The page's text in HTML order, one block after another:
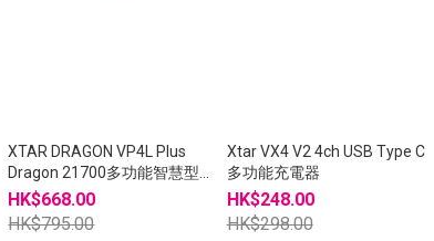
XTAR DRAGON VP4L Plus
Dragon 21700多功能智慧型充
電器
HK$668.00
HK$795.00
Xtar VX4 V2 4ch USB Type C
多功能充電器
HK$248.00
HK$298.00